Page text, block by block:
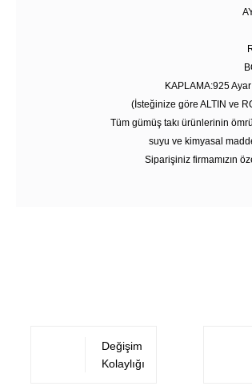
KAPLAMA:925
(İsteğinize göre ALTIN ve
Tüm gümüş takı ürünlerinin
suyu ve kimyasal
Siparişiniz firmamızın
Değişim
Kolaylığı